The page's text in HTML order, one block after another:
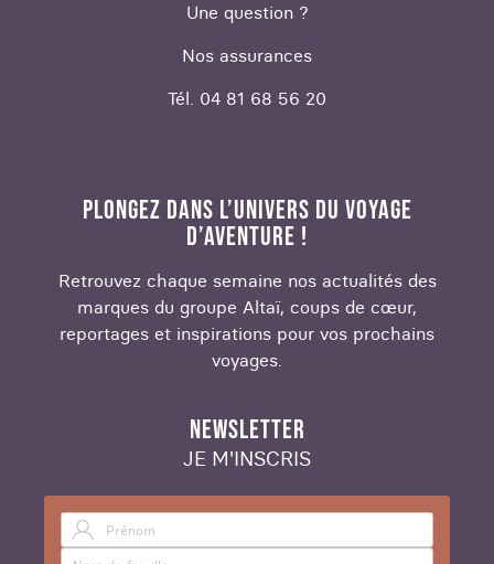
Une question ?
Nos assurances
Tél. 04 81 68 56 20
PLONGEZ DANS L’UNIVERS DU VOYAGE
D’AVENTURE !
Retrouvez chaque semaine nos actualités des
marques du groupe Altaï, coups de cœur,
reportages et inspirations pour vos prochains
voyages.
NEWSLETTER
JE M'INSCRIS